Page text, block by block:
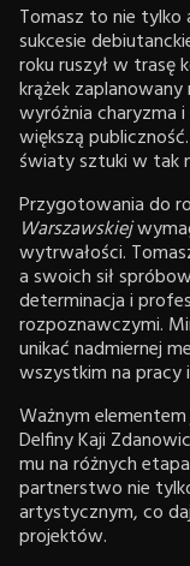
Tomasz to nie tylko
sukcesie
roku ruszył w trasę
krążek
wyróżnia charyzma
większą
światy sztuki w tak
Przygotowania do
Warszawskiej
wytrwałości.
a swoich sił
determinacja i
rozpoznawczymi.
unikać nadmiernej
wszystkim na pracy
Ważnym
Delfiny Kaji
mu na różnych
partnerstwo nie
artystycznym, co
projektów.